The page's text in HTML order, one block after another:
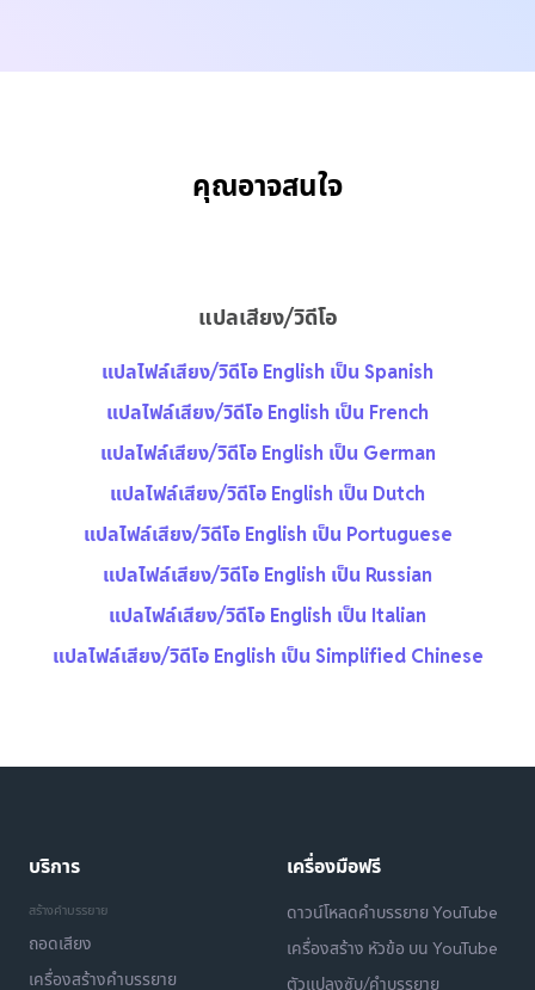
คุณอาจสนใจ
แปลเสียง/วิดีโอ
แปลไฟล์เสียง/วิดีโอ English เป็น Spanish
แปลไฟล์เสียง/วิดีโอ English เป็น French
แปลไฟล์เสียง/วิดีโอ English เป็น German
แปลไฟล์เสียง/วิดีโอ English เป็น Dutch
แปลไฟล์เสียง/วิดีโอ English เป็น Portuguese
แปลไฟล์เสียง/วิดีโอ English เป็น Russian
แปลไฟล์เสียง/วิดีโอ English เป็น Italian
แปลไฟล์เสียง/วิดีโอ English เป็น Simplified Chinese
บริการ
สร้างคำบรรยาย
ถอดเสียง
เครื่องสร้างคำบรรยาย
เครื่องมือฟรี
ดาวน์โหลดคำบรรยาย YouTube
เครื่องสร้าง หัวข้อ บน YouTube
ตัวแปลงซับ/คำบรรยาย